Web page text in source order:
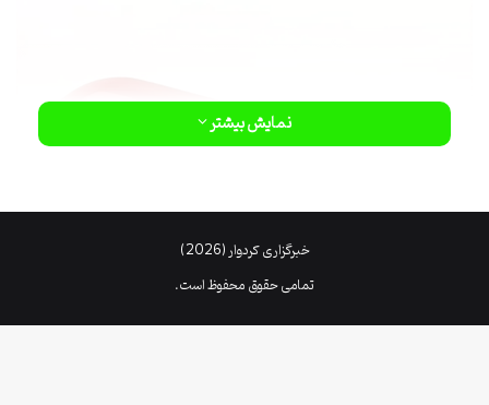
نمایش بیشتر
خبرگزاری کردوار (2026)
تمامی حقوق محفوظ است.